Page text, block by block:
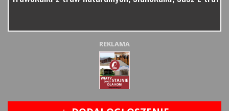
REKLAMA